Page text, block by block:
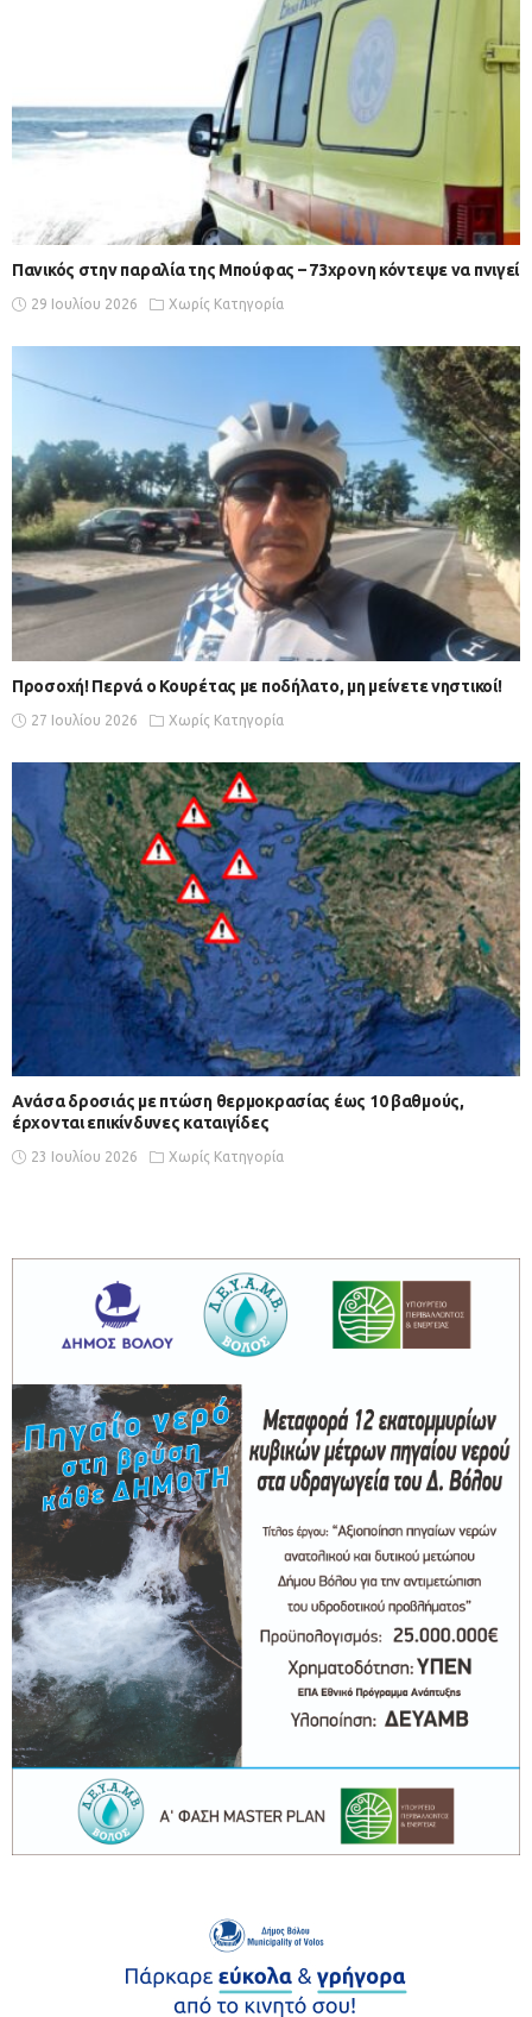
Πανικός στην παραλία της Μπούφας – 73χρονη κόντεψε να πνιγεί
29 Ιουλίου 2026 Χωρίς Κατηγορία
Προσοχή! Περνά ο Κουρέτας με ποδήλατο, μη μείνετε νηστικοί!
27 Ιουλίου 2026 Χωρίς Κατηγορία
Ανάσα δροσιάς με πτώση θερμοκρασίας έως 10 βαθμούς,
έρχονται επικίνδυνες καταιγίδες
23 Ιουλίου 2026 Χωρίς Κατηγορία